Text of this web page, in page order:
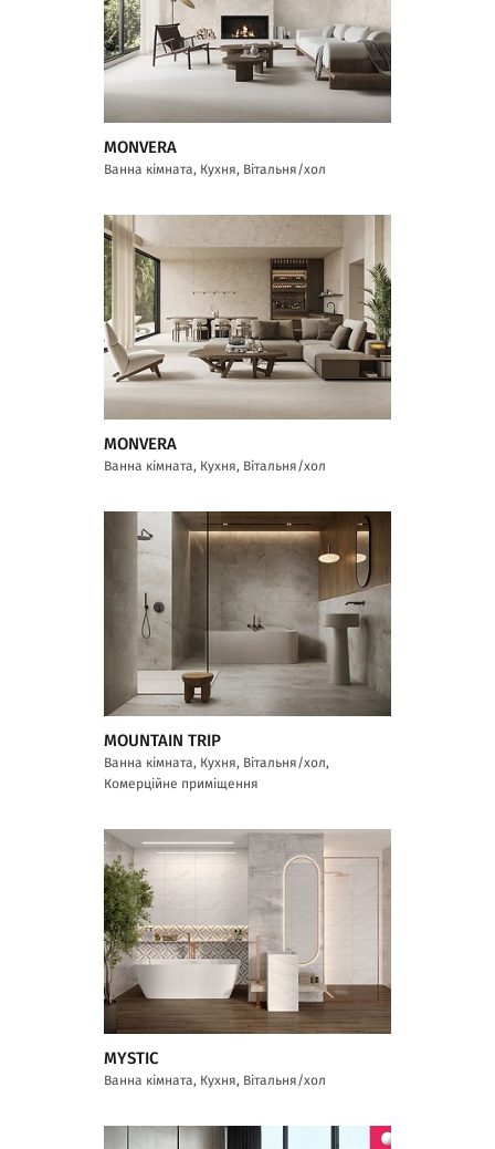
MONVERA
Ванна кімната, Кухня, Вітальня/хол
MONVERA
Ванна кімната, Кухня, Вітальня/хол
MOUNTAIN TRIP
Ванна кімната, Кухня, Вітальня/хол,
Комерційне приміщення
MYSTIC
Ванна кімната, Кухня, Вітальня/хол